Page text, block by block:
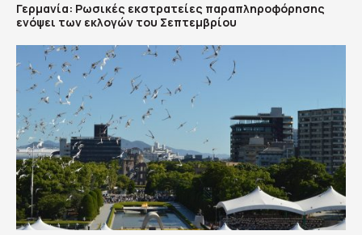
Γερμανία: Ρωσικές εκστρατείες παραπληροφόρησης
ενόψει των εκλογών του Σεπτεμβρίου